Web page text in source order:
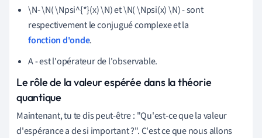
\N- \N( \Npsi^{*}(x) \N) et \N( \Npsi(x) \N) - sont
respectivement le conjugué complexe et la
fonction d'onde.
A - est l'opérateur de l'observable.
Le rôle de la valeur espérée dans la théorie
quantique
Maintenant, tu te dis peut-être : "Qu'est-ce que la valeur
d'espérance a de si important ?". C'est ce que nous allons